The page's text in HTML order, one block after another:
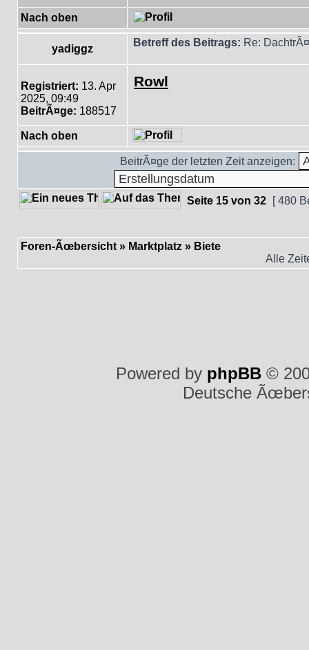
Nach oben
yadiggz
Betreff des Beitrags: Re:
Registriert: 13. Apr
2025, 09:49
BeitrÃ¤ge: 188517
Rowl
Nach oben
BeitrÃ¤ge der letzten Zeit anzeigen:
Seite 15 von 32 [ 480
Foren-Ãœbersicht » Marktplatz » Biete
Alle
Powered by phpBB ©
Deutsche